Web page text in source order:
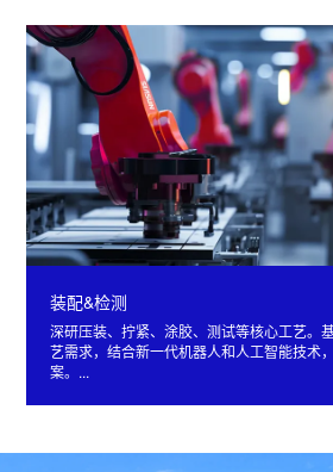
装配&检测
深研压装、拧紧、涂胶、测试等核心工艺。
艺需求，结合新一代机器人和人工智能技术
案。...